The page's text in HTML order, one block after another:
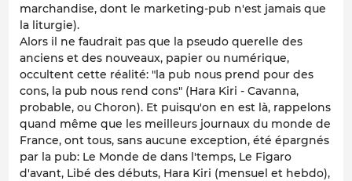
marchandise, dont le marketing-pub n'est jamais que
la liturgie).
Alors il ne faudrait pas que la pseudo querelle des
anciens et des nouveaux, papier ou numérique,
occultent cette réalité: "la pub nous prend pour des
cons, la pub nous rend cons" (Hara Kiri - Cavanna,
probable, ou Choron). Et puisqu'on en est là, rappelons
quand même que les meilleurs journaux du monde de
France, ont tous, sans aucune exception, été épargnés
par la pub: Le Monde de dans l'temps, Le Figaro
d'avant, Libé des débuts, Hara Kiri (mensuel et hebdo),